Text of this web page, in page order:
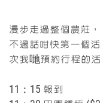
漫步走過整個農莊
不過話咁快第一個
次我哋預約行程的
11：15 報到